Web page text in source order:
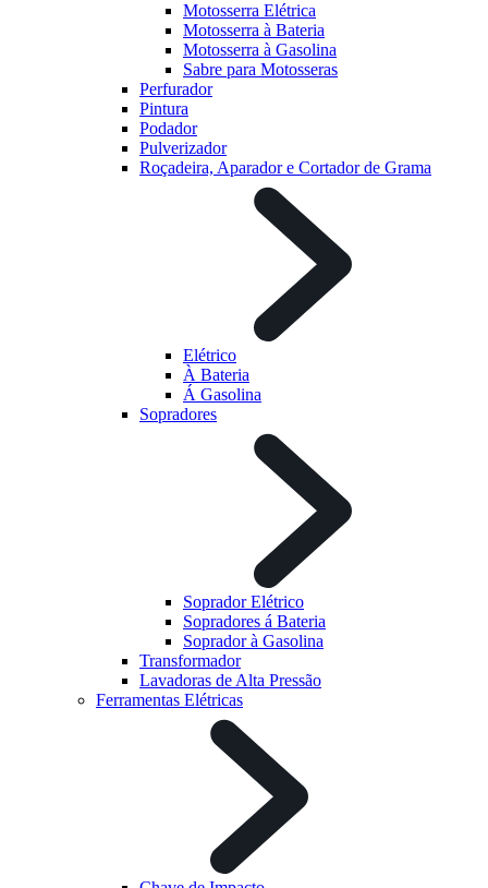
Motosserra Elétrica
Motosserra à Bateria
Motosserra à Gasolina
Sabre para Motosseras
Perfurador
Pintura
Podador
Pulverizador
Roçadeira, Aparador e Cortador de Grama
Elétrico
À Bateria
Á Gasolina
Sopradores
Soprador Elétrico
Sopradores á Bateria
Soprador à Gasolina
Transformador
Lavadoras de Alta Pressão
Ferramentas Elétricas